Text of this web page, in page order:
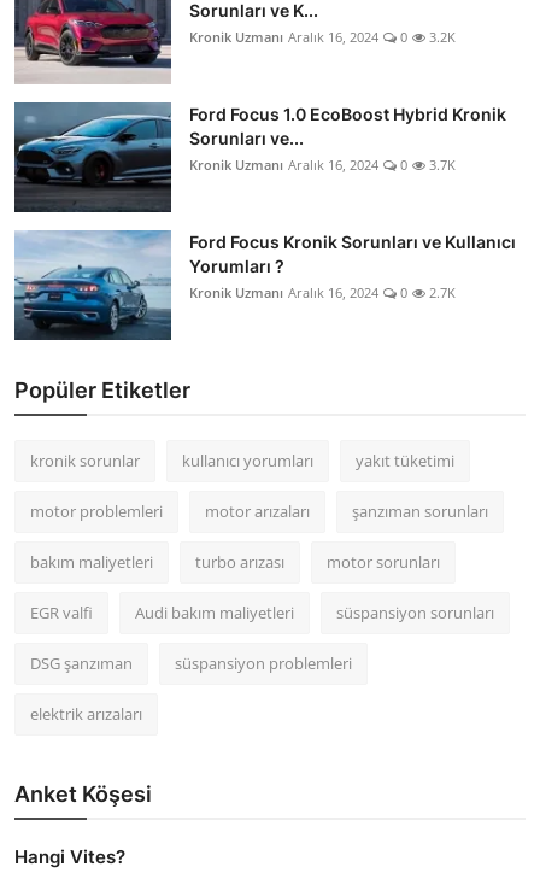
Sorunları ve K...
Kronik Uzmanı Aralık 16, 2024 0 3.2K
Ford Focus 1.0 EcoBoost Hybrid Kronik
Sorunları ve...
Kronik Uzmanı Aralık 16, 2024 0 3.7K
Ford Focus Kronik Sorunları ve Kullanıcı
Yorumları ?
Kronik Uzmanı Aralık 16, 2024 0 2.7K
Popüler Etiketler
kronik sorunlar kullanıcı yorumları yakıt tüketimi
motor problemleri motor arızaları şanzıman sorunları
bakım maliyetleri turbo arızası motor sorunları
EGR valfi Audi bakım maliyetleri süspansiyon sorunları
DSG şanzıman süspansiyon problemleri
elektrik arızaları
Anket Köşesi
Hangi Vites?